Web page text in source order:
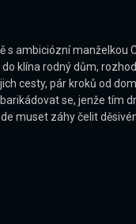
s ambiciózní
klína rodný dům,
cesty, pár kroků od
se, jenže tím
muset záhy čelit